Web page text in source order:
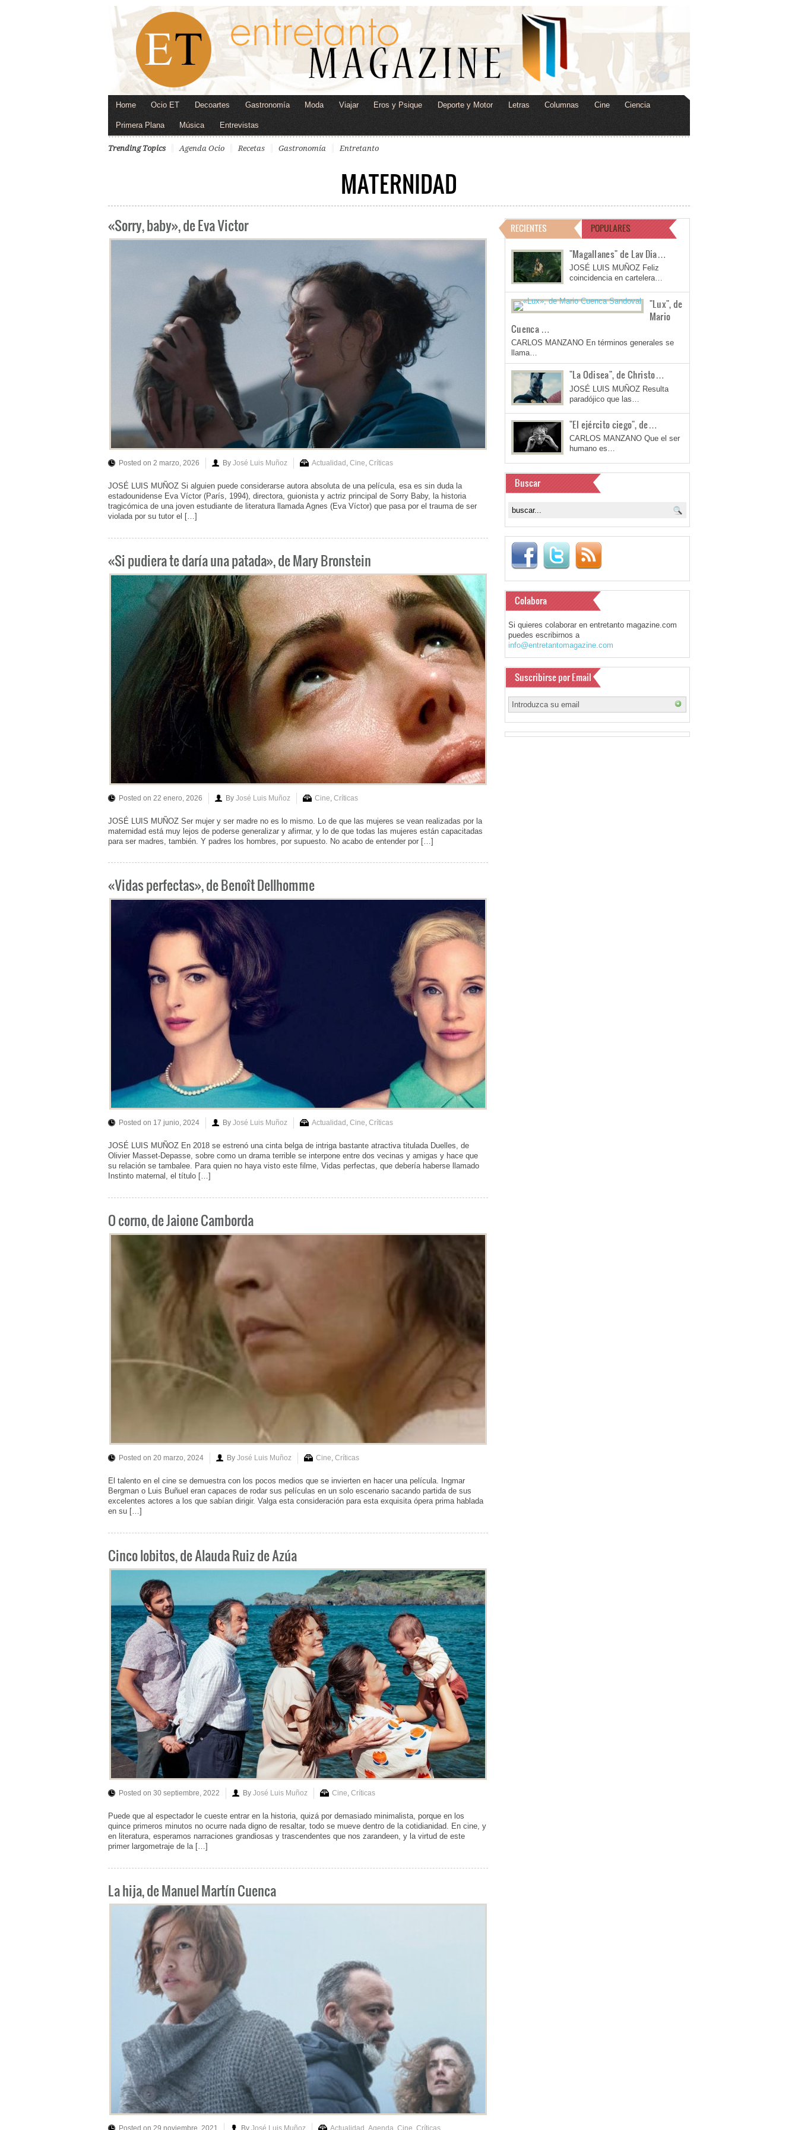
Home Ocio ET Decoartes Gastronomía Moda Viajar Eros y Psique Deporte y Motor Letras Columnas Cine Ciencia
Primera Plana Música Entrevistas
Trending Topics Agenda Ocio Recetas Gastronomía Entretanto
MATERNIDAD
«Sorry, baby», de Eva Victor
Posted on 2 marzo, 2026 By José Luis Muñoz Actualidad Cine Críticas
JOSÉ LUIS MUÑOZ Si alguien puede considerarse autora absoluta de una película, esa es sin duda la
estadounidense Eva Víctor (París, 1994), directora, guionista y actriz principal de Sorry Baby, la historia
tragicómica de una joven estudiante de literatura llamada Agnes (Eva Víctor) que pasa por el trauma de ser
violada por su tutor el […]
«Si pudiera te daría una patada», de Mary Bronstein
Posted on 22 enero, 2026 By José Luis Muñoz Cine Críticas
JOSÉ LUIS MUÑOZ Ser mujer y ser madre no es lo mismo. Lo de que las mujeres se vean realizadas por la
maternidad está muy lejos de poderse generalizar y afirmar, y lo de que todas las mujeres están capacitadas
para ser madres, también. Y padres los hombres, por supuesto. No acabo de entender por […]
«Vidas perfectas», de Benoît Dellhomme
Posted on 17 junio, 2024 By José Luis Muñoz Actualidad , Cine, Críticas
JOSÉ LUIS MUÑOZ En 2018 se estrenó una cinta belga de intriga bastante atractiva titulada Duelles, de
Olivier Masset-Depasse, sobre como un drama terrible se interpone entre dos vecinas y amigas y hace que
su relación se tambalee. Para quien no haya visto este filme, Vidas perfectas, que debería haberse llamado
Instinto maternal, el título […]
O corno, de Jaione Camborda
Posted on 20 marzo, 2024 By José Luis Muñoz Cine, Críticas
El talento en el cine se demuestra con los pocos medios que se invierten en hacer una película. Ingmar
Bergman o Luis Buñuel eran capaces de rodar sus películas en un solo escenario sacando partida de sus
excelentes actores a los que sabían dirigir. Valga esta consideración para esta exquisita ópera prima hablada
en su […]
Cinco lobitos, de Alauda Ruiz de Azúa
Posted on 30 septiembre, 2022 By José Luis Muñoz Cine, Críticas
Puede que al espectador le cueste entrar en la historia, quizá por demasiado minimalista, porque en los
quince primeros minutos no ocurre nada digno de resaltar, todo se mueve dentro de la cotidianidad. En cine, y
en literatura, esperamos narraciones grandiosas y trascendentes que nos zarandeen, y la virtud de este
primer largometraje de la […]
La hija, de Manuel Martín Cuenca
Posted on 29 noviembre, 2021 By José Luis Muñoz Actualidad Agenda Cine Críticas
RECIENTES POPULARES
"Magallanes" de Lav Dia…
JOSÉ LUIS MUÑOZ Feliz
coincidencia en cartelera…
"Lux", de
Mario
Cuenca …
CARLOS MANZANO En términos generales se
llama…
"La Odisea", de Christo…
JOSÉ LUIS MUÑOZ Resulta
paradójico que las…
"El ejército ciego", de…
CARLOS MANZANO Que el ser
humano es…
Buscar
Colabora
Si quieres colaborar en entretanto magazine.com
puedes escribirnos a
info@entretantomagazine.com
Suscribirse por Email